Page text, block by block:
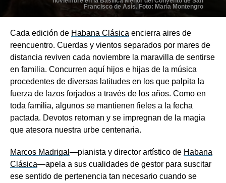
Francisco de Asís. Foto: María Montengro
Cada edición de Habana Clásica encierra aires de
reencuentro. Cuerdas y vientos separados por mares de
distancia reviven cada noviembre la maravilla de sentirse
en familia. Concurren aquí hijos e hijas de la música
procedentes de diversas latitudes en los que palpita la
fuerza de lazos forjados a través de los años. Como en
toda familia, algunos se mantienen fieles a la fecha
pactada. Devotos retornan y se impregnan de la magia
que atesora nuestra urbe centenaria.
Marcos Madrigal —pianista y director artístico de Habana
Clásica—apela a sus cualidades de gestor para suscitar
ese sentido de pertenencia tan necesario cuando se